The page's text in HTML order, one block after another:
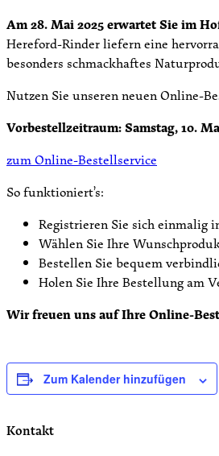
Am 28. Mai 2025 erwartet Sie im
Hereford-Rinder liefern eine
besonders schmackhaftes
Nutzen Sie unseren neuen Online-
Vorbestellzeitraum: Samstag, 10.
zum Online-Bestellservice
So funktioniert’s:
Registrieren Sie sich einmalig
Wählen Sie Ihre
Bestellen Sie bequem
Holen Sie Ihre Bestellung am
Wir freuen uns auf Ihre Online-
Zum Kalender hinzufügen
Kontakt